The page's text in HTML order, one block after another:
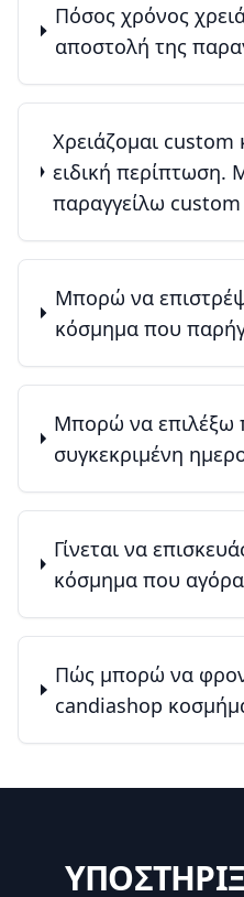
Πόσος χρόνος
αποστολή της
Χρειάζομαι custom
ειδική
παραγγείλω
Μπορώ να
κόσμημα που
Μπορώ να επιλέξω
συγκεκριμένη
Γίνεται να
κόσμημα που
Πώς μπορώ να
candiashop